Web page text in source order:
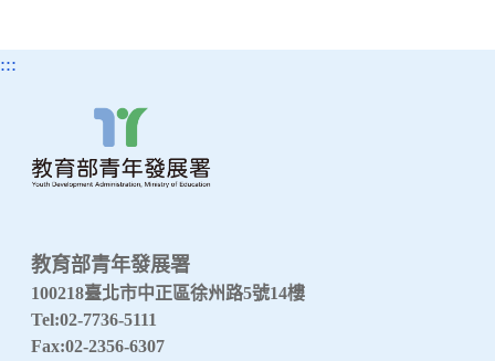
:::
教育部青年發展署
100218臺北市中正區徐州路5號14樓
Tel:02-7736-5111
Fax:02-2356-6307